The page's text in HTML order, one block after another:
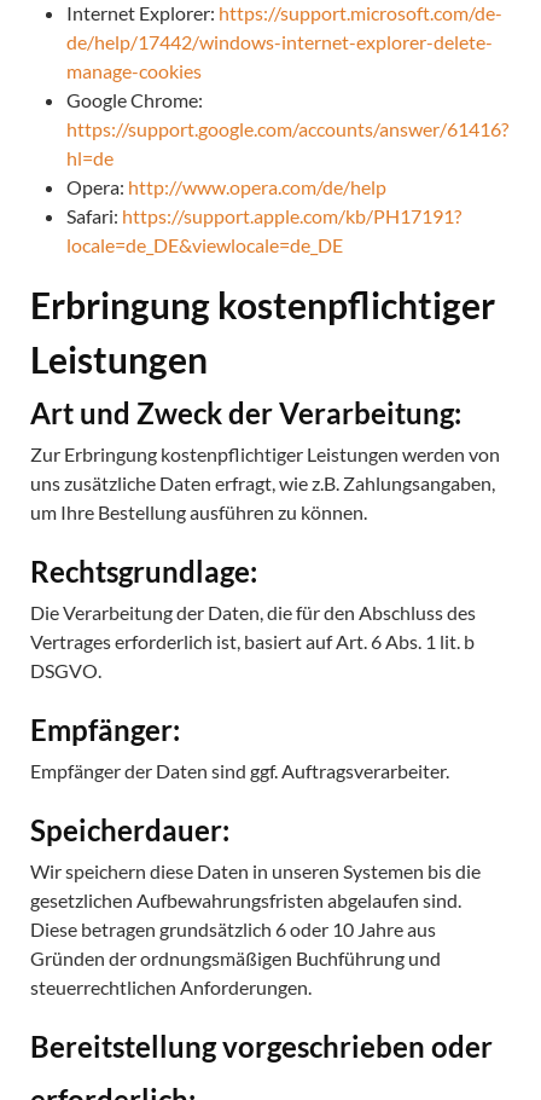
Internet Explorer: https://support.microsoft.com/de-
de/help/17442/windows-internet-explorer-delete-
manage-cookies
Google Chrome:
https://support.google.com/accounts/answer/61416?
hl=de
Opera: http://www.opera.com/de/help
Safari: https://support.apple.com/kb/PH17191?
locale=de_DE&viewlocale=de_DE
Erbringung kostenpflichtiger
Leistungen
Art und Zweck der Verarbeitung:
Zur Erbringung kostenpflichtiger Leistungen werden von
uns zusätzliche Daten erfragt, wie z.B. Zahlungsangaben,
um Ihre Bestellung ausführen zu können.
Rechtsgrundlage:
Die Verarbeitung der Daten, die für den Abschluss des
Vertrages erforderlich ist, basiert auf Art. 6 Abs. 1 lit. b
DSGVO.
Empfänger:
Empfänger der Daten sind ggf. Auftragsverarbeiter.
Speicherdauer:
Wir speichern diese Daten in unseren Systemen bis die
gesetzlichen Aufbewahrungsfristen abgelaufen sind.
Diese betragen grundsätzlich 6 oder 10 Jahre aus
Gründen der ordnungsmäßigen Buchführung und
steuerrechtlichen Anforderungen.
Bereitstellung vorgeschrieben oder